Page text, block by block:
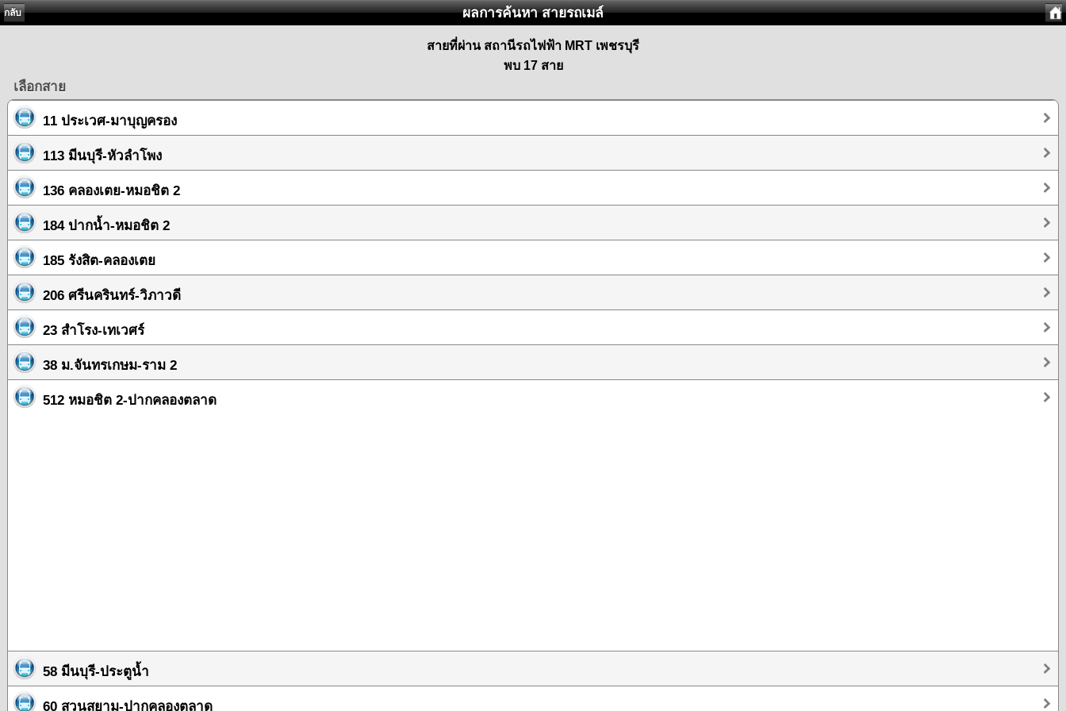
กลับ ผลการค้นหา สายรถเมล์
สายที่ผ่าน สถานีรถไฟฟ้า MRT เพชรบุรี
พบ 17 สาย
เลือกสาย
11 ประเวศ-มาบุญครอง
113 มีนบุรี-หัวลำโพง
136 คลองเตย-หมอชิต 2
184 ปากน้ำ-หมอชิต 2
185 รังสิต-คลองเตย
206 ศรีนครินทร์-วิภาวดี
23 สำโรง-เทเวศร์
38 ม.จันทรเกษม-ราม 2
512 หมอชิต 2-ปากคลองตลาด
58 มีนบุรี-ประตูน้ำ
60 สวนสยาม-ปากคลองตลาด